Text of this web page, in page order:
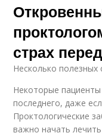
страх
Несколько полезных
Некоторые
последнего, даже
Проктологические
важно начать